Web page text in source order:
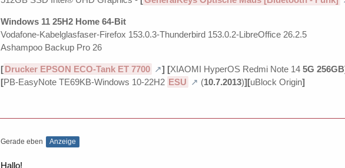
Windows 11 25H2 Home 64-Bit
Vodafone-Kabelglasfaser-Firefox 153.0.3-Thunderbird 153.0.2-LibreOffice 26.2.5
Ashampoo Backup Pro 26
[Drucker EPSON ECO-Tank ET 7700 ] [XIAOMI HyperOS Redmi Note 14 5G
[PB-EasyNote TE69KB-Windows 10-22H2 ESU (10.7.2013)][uBlock Origin]
Gerade eben Anzeige
Hallo!